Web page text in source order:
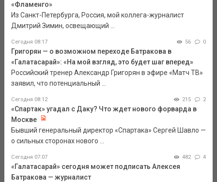
«Фламенго»
Из Санкт-Петербурга, Россия, мой коллега-журналист
Дмитрий Зимин, освещающий ...
Сегодня 08:17 56 0
Григорян — о возможном переходе Батракова в
«Галатасарай»: «На мой взгляд, это будет шаг вперед»
Российский тренер Александр Григорян в эфире «Матч ТВ»
заявил, что потенциальный ...
Сегодня 08:12 215 2
«Спартак» угадал с Даку? Что ждет нового форварда в
Москве
Бывший генеральный директор «Спартака» Сергей Шавло —
о сильных сторонах нового ...
Сегодня 07:07 482 4
«Галатасарай» сегодня может подписать Алексея
Батракова — журналист